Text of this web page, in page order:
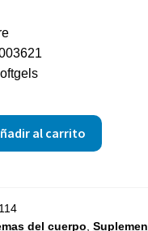
al carrito
del cuerpo